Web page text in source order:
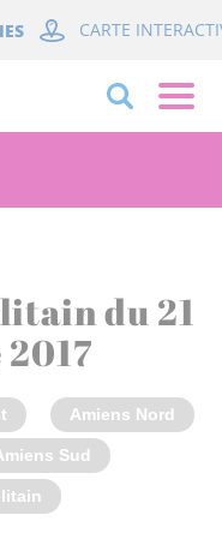
CARTE
du 21
Amiens Nord
Sud